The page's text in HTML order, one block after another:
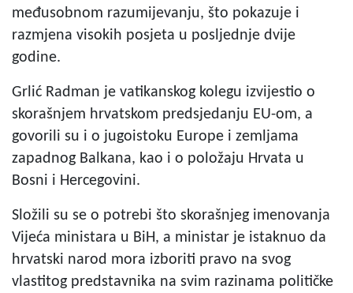
međusobnom razumijevanju, što pokazuje i
razmjena visokih posjeta u posljednje dvije
godine.
Grlić Radman je vatikanskog kolegu izvijestio o
skorašnjem hrvatskom predsjedanju EU-om, a
govorili su i o jugoistoku Europe i zemljama
zapadnog Balkana, kao i o položaju Hrvata u
Bosni i Hercegovini.
Složili su se o potrebi što skorašnjeg imenovanja
Vijeća ministara u BiH, a ministar je istaknuo da
hrvatski narod mora izboriti pravo na svog
vlastitog predstavnika na svim razinama političke